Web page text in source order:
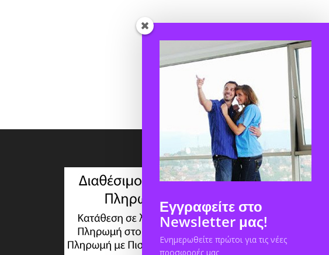
Εγγραφείτε στο
Newsletter μας!
Ενημερωθείτε πρώτοι για τις νέες
προσφορές μας